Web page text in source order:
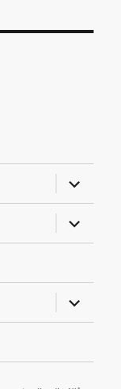
almenü
almenü
almenü